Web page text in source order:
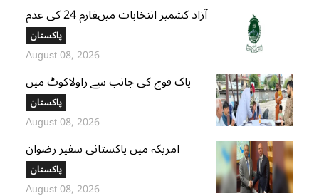
آزاد کشمیر انتخابات میںفارم 24 کی عدم
فراہمی کے دعوے بے بنیاد ہیں، الیکشن
کمیشن کی وضاحت
پاکستان
August 08, 2026
پاک فوج کی جانب سے راولاکوٹ میں
شہریوں کیلئے مفت میڈیکل کیمپس کا
انعقاد
پاکستان
August 08, 2026
امریکہ میں پاکستانی سفیر رضوان
سعیدشیخ کی مریکی سویا بین ایکسپورٹ
کونسل کے چیف ایگزیکٹو جم سٹر سے
پاکستان
August 08, 2026